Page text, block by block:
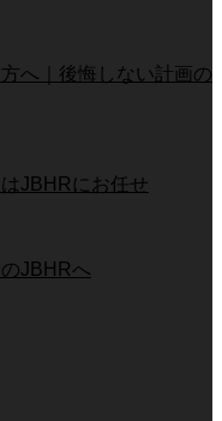
へ｜後悔しない計画の
JBHRにお任せ
JBHRへ